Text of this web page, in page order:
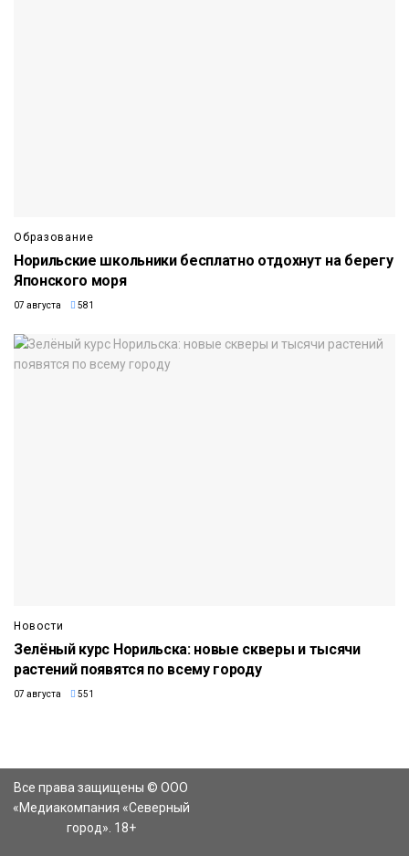
Образование
Норильские школьники бесплатно отдохнут на берегу
Японского моря
07 августа 581
Новости
Зелёный курс Норильска: новые скверы и тысячи
растений появятся по всему городу
07 августа 551
Все права защищены © ООО
«Медиакомпания «Северный
город». 18+